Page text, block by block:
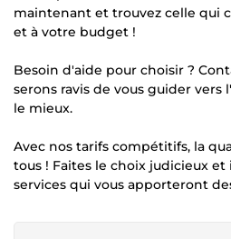
maintenant et trouvez celle qui
et à votre budget !
Besoin d'aide pour choisir ?
serons ravis de vous guider
le mieux.
Avec nos tarifs compétitifs, la
tous ! Faites le choix judicieux et
services qui vous apporteront